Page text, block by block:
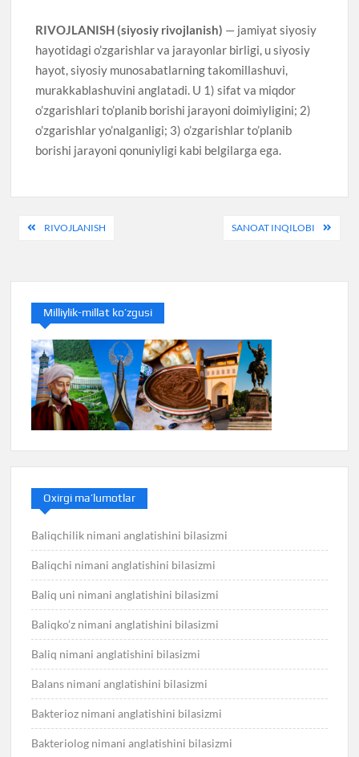
RIVOJLANISH (siyosiy rivojlanish) — jamiyat siyosiy
hayotidagi o’zgarishlar va jarayonlar birligi, u siyosiy
hayot, siyosiy munosabatlarning takomillashuvi,
murakkablashuvini anglatadi. U 1) sifat va miqdor
o’zgarishlari to’planib borishi jarayoni doimiyligini; 2)
o’zgarishlar yo’nalganligi; 3) o’zgarishlar to’planib
borishi jarayoni qonuniyligi kabi belgilarga ega.
PostRIVOJLANISH SANOAT INQILOBI
Milliylik-millat ko’zgusi
Oxirgi ma’lumotlar
Baliqchilik nimani anglatishini bilasizmi
Baliqchi nimani anglatishini bilasizmi
Baliq uni nimani anglatishini bilasizmi
Baliqko’z nimani anglatishini bilasizmi
Baliq nimani anglatishini bilasizmi
Balans nimani anglatishini bilasizmi
Bakterioz nimani anglatishini bilasizmi
Bakteriolog nimani anglatishini bilasizmi